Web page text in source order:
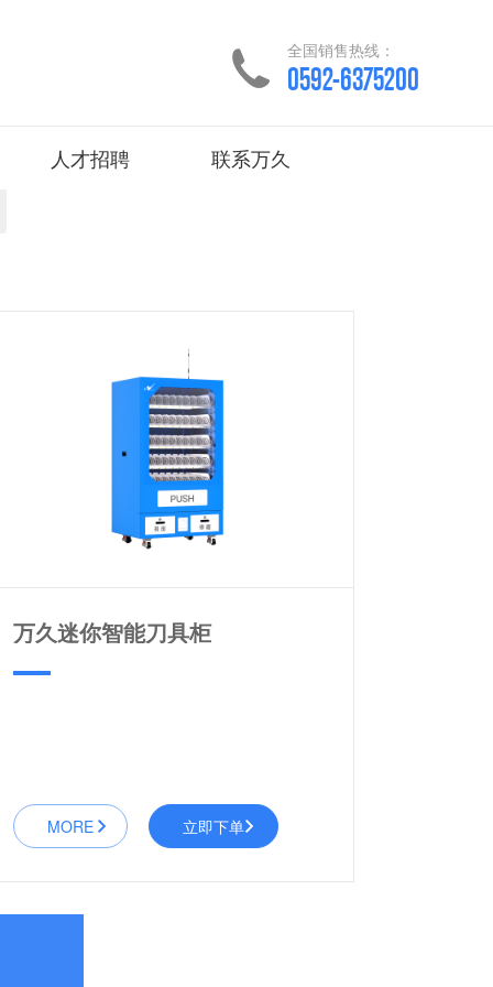
全国销售热线：
0592-6375200
人才招聘 联系万久
万久迷你智能刀具柜
MORE 立即下单